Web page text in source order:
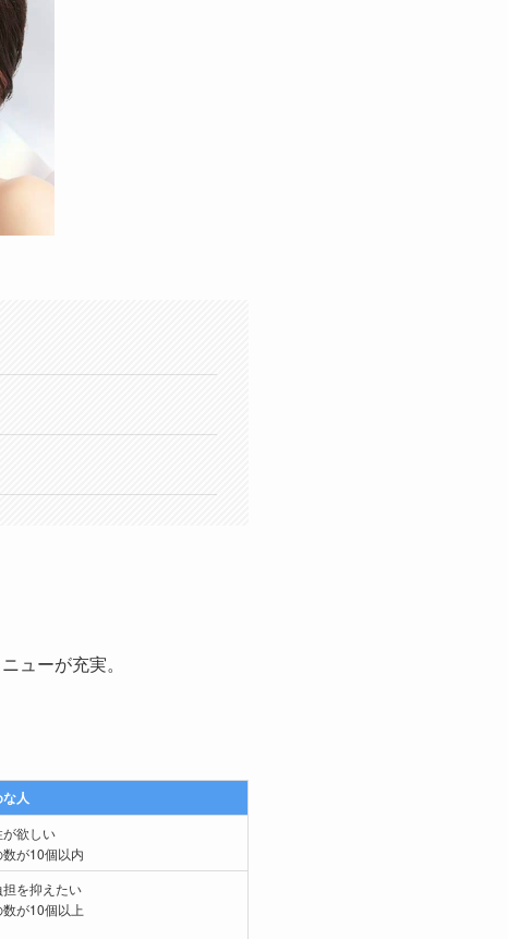
ューが充実。
人
が欲しい
数が10個以内
担を抑えたい
数が10個以上